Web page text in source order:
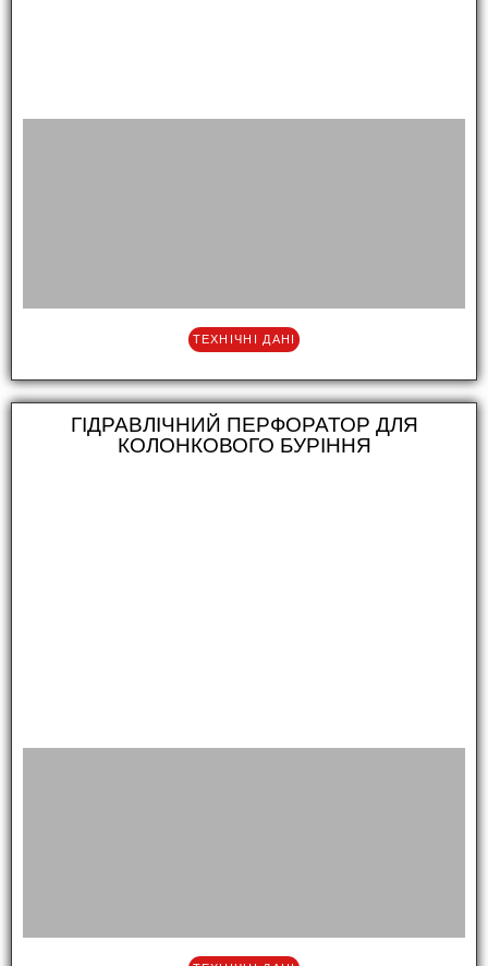
ТЕХНІЧНІ ДАНІ
ГІДРАВЛІЧНИЙ ПЕРФОРАТОР ДЛЯ
КОЛОНКОВОГО БУРІННЯ